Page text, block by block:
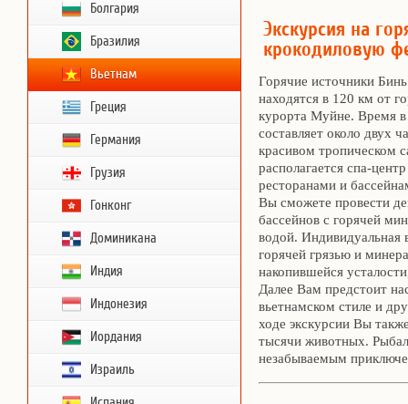
Болгария
Бразилия
Вьетнам
Греция
Германия
Грузия
Гонконг
Доминикана
Индия
Индонезия
Иордания
Израиль
Экскурсия на
крокодиловую
Горячие источники
находятся в 120 км от
курорта Муйне. Время в
составляет около двух
красивом тропическом
располагается спа-
ресторанами и
Вы сможете провести
бассейнов с горячей
водой. Индивидуальная
горячей грязью и
накопившейся
Далее Вам предстоит
вьетнамском стиле и
ходе экскурсии Вы
тысячи животных.
незабываемым